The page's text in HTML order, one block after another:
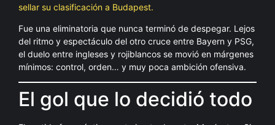
sellar su clasificación a Budapest.
Fue una eliminatoria que nunca terminó de despegar. Lejos
del ritmo y espectáculo del otro cruce entre Bayern y PSG,
el duelo entre ingleses y rojiblancos se movió en márgenes
mínimos: control, orden… y muy poca ambición ofensiva.
El gol que lo decidió todo